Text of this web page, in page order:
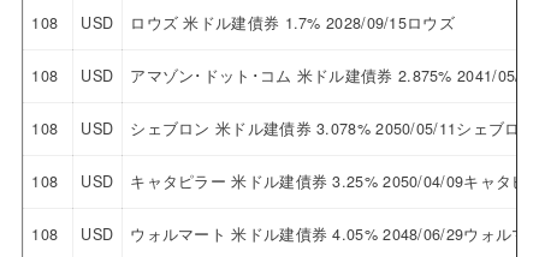
108 USD ロウズ 米ドル建債券 1.7% 2028/09/15ロウズ
108 USD アマゾン･ドット･コム 米ドル建債券 2.875% 2041/05/
108 USD シェブロン 米ドル建債券 3.078% 2050/05/11シェブロン
108 USD キャタピラー 米ドル建債券 3.25% 2050/04/09キャタピ
108 USD ウォルマート 米ドル建債券 4.05% 2048/06/29ウォルマ